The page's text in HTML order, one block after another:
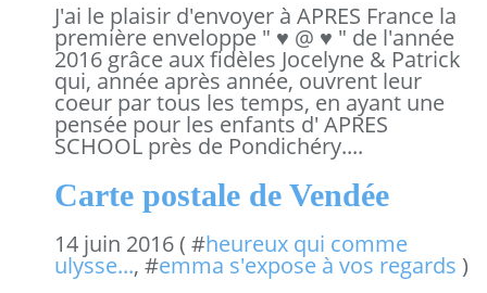
J'ai le plaisir d'envoyer à APRES France la
première enveloppe " ♥ @ ♥ " de l'année
2016 grâce aux fidèles Jocelyne & Patrick
qui, année après année, ouvrent leur
coeur par tous les temps, en ayant une
pensée pour les enfants d' APRES
SCHOOL près de Pondichéry....
Carte postale de Vendée
14 juin 2016 ( #heureux qui comme
ulysse..., #emma s'expose à vos regards )